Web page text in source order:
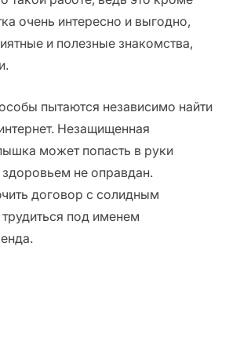
очень интересно и выгодно,
и полезные знакомства,
пытаются независимо найти
Незащищенная
может попасть в руки
не оправдан.
договор с солидным
под именем